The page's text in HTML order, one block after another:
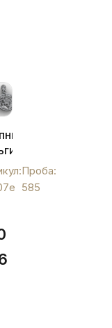
Проба:
585